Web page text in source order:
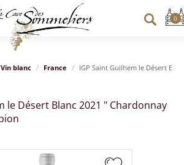
Vin blanc France IGP Saint Guilhem le Désert
le Désert Blanc 2021 " Chardonnay